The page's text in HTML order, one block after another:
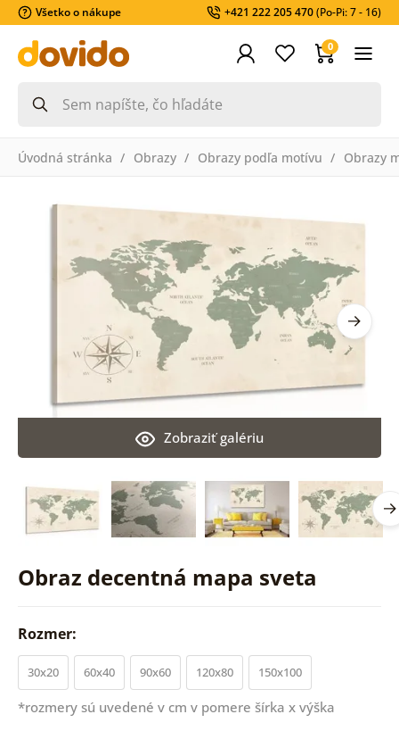
Všetko o nákupe +421 222 205 470(Po-Pi: 7 - 16)
0
Úvodná stránka Obrazy Obrazy podľa motívu Obrazy
Obraz decentná mapa sveta
Zobraziť galériu
Rozmer:
30x20 60x40 90x60 120x80 150x100
*rozmery sú uvedené v cm v pomere šírka x výška